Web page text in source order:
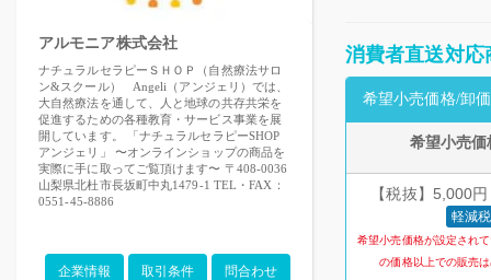
アルモニア株式会社
ナチュラルセラピーＳＨＯＰ（自然療法サロ
ン&スクール） Angeli（アンジェリ）では、
大自然療法を通して、人と地球の共存共栄を
促進するための各種教育・サービス事業を展
開しています。 「ナチュラルセラピーSHOP
アンジェリ」 〜オンラインショップの商品を
実際に手に取ってご覧頂けます〜 〒408-0036
山梨県北杜市長坂町中丸1479-1 TEL・FAX：
0551-45-8886
企業情報 取引条件 問合わせ
消費者直送対応
希望小売価格/卸
希望小売価
【税抜】5,000
軽減
希望小売価格が設定され
の価格以上での販売